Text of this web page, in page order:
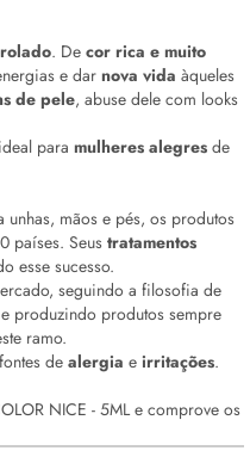
. De cor rica e muito
e dar nova vida àqueles
de pele, abuse dele com looks
para mulheres alegres de
unhas, mãos e pés, os produtos
países. Seus tratamentos
esse sucesso.
seguindo a filosofia de
e produzindo produtos sempre
ramo.
de alergia e irritações.
NICE - 5ML e comprove os